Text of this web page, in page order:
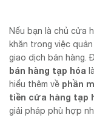
Nếu bạn là chủ cửa
khăn trong việc
giao dịch bán hàng.
bán hàng tạp hóa
hiểu thêm về phần
tiền cửa hàng tạp
giải pháp phù hợp